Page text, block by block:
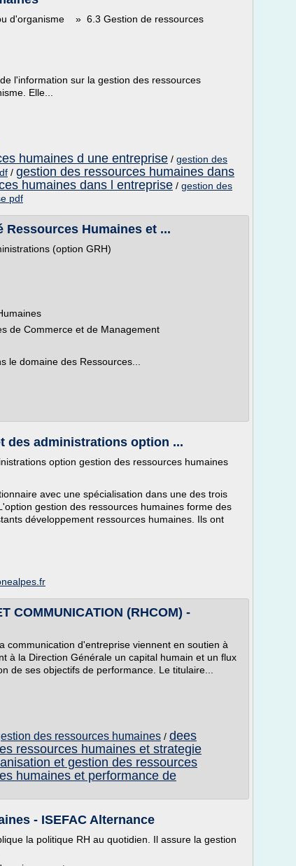
d'organisme » 6.3 Gestion de ressources
l'information sur la gestion des ressources
Elle...
humaines d une entreprise / gestion des
/ gestion des ressources humaines dans
humaines dans l entreprise / gestion des
pdf
Ressources Humaines et ...
(option GRH)
de Commerce et de Management
le domaine des Ressources...
des administrations option ...
option gestion des ressources humaines
avec une spécialisation dans une des trois
gestion des ressources humaines forme des
développement ressources humaines. Ils ont
COMMUNICATION (RHCOM) -
communication d'entreprise viennent en soutien à
à la Direction Générale un capital humain et un flux
de ses objectifs de performance. Le titulaire...
des ressources humaines / dees
ressources humaines et strategie
et gestion des ressources
humaines et performance de
- ISEFAC Alternance
la politique RH au quotidien. Il assure la gestion